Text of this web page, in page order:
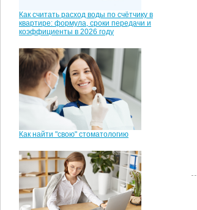
Как считать расход воды по счётчику в
квартире: формула, сроки передачи и
коэффициенты в 2026 году
Как найти "свою" стоматологию